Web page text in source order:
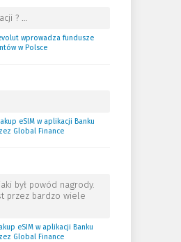
? …
wprowadza fundusze
w Polsce
eSIM w aplikacji Banku
Global Finance
był powód nagrody.
przez bardzo wiele
eSIM w aplikacji Banku
Global Finance